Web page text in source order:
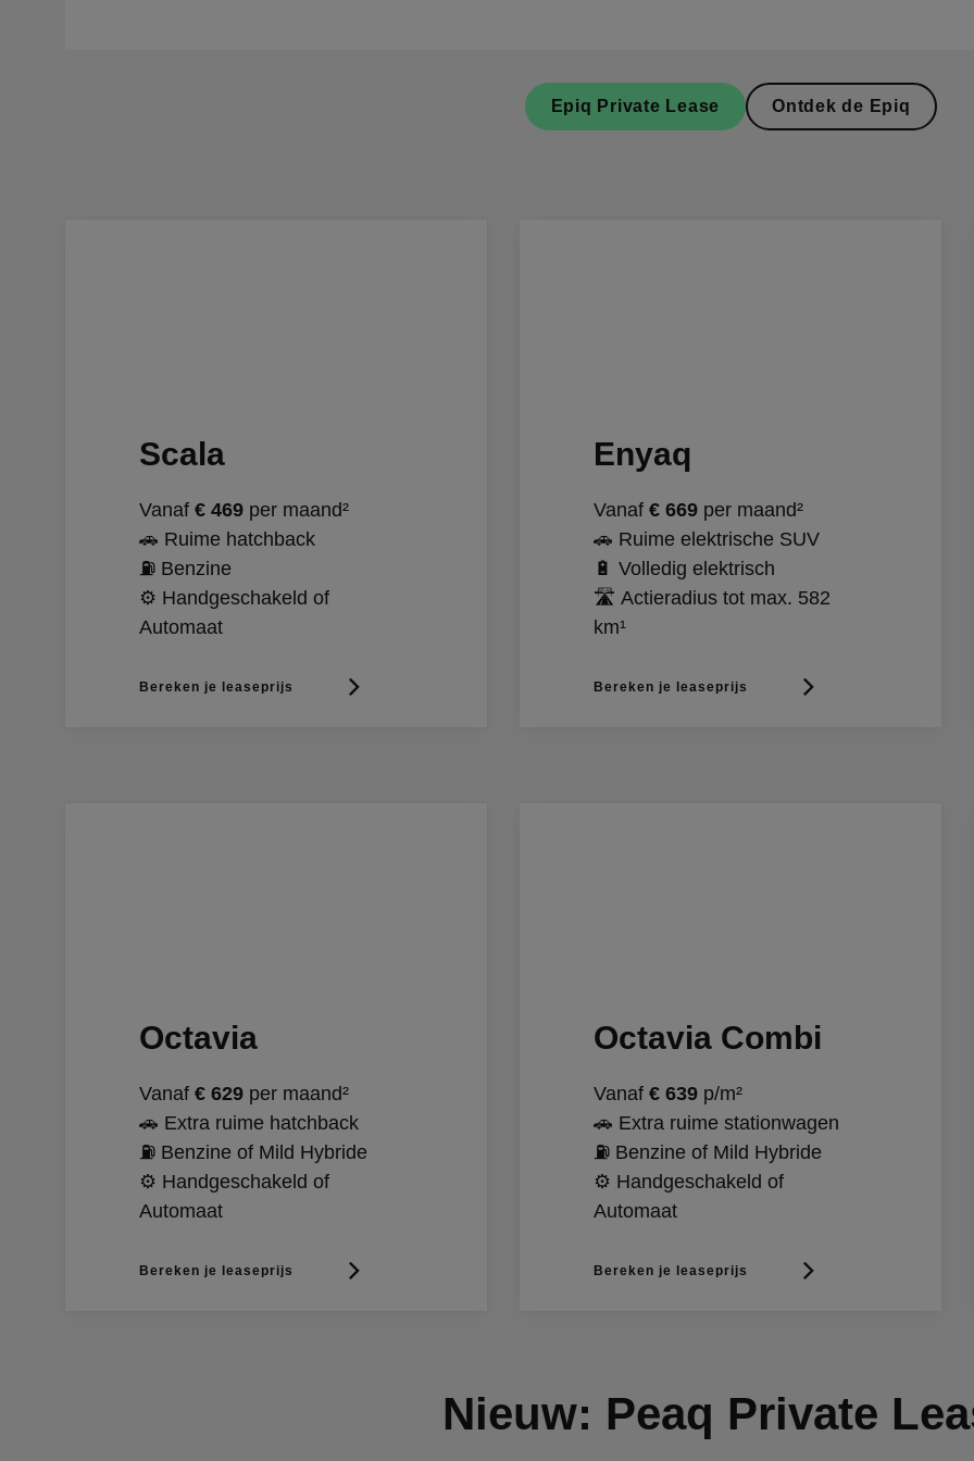
Epiq Private Lease Ontdek de Epiq
Scala
Vanaf€ 469 per maand²
🚗 Ruime hatchback
⛽ Benzine
⚙️ Handgeschakeld of
Automaat
Bereken je leaseprijs
Enyaq
Vanaf€ 669 per maand²
🚗 Ruime elektrische SUV
🔋 Volledig elektrisch
🛣️ Actieradius tot max. 582
km¹
Bereken je leaseprijs
Octavia
Vanaf€ 629 per maand²
🚗 Extra ruime hatchback
⛽ Benzine of Mild Hybride
⚙️ Handgeschakeld of
Automaat
Bereken je leaseprijs
Octavia Combi
Vanaf€ 639 p/m²
🚗 Extra ruime stationwagen
⛽ Benzine of Mild Hybride
⚙️ Handgeschakeld of
Automaat
Bereken je leaseprijs
Nieuw: Peaq Private